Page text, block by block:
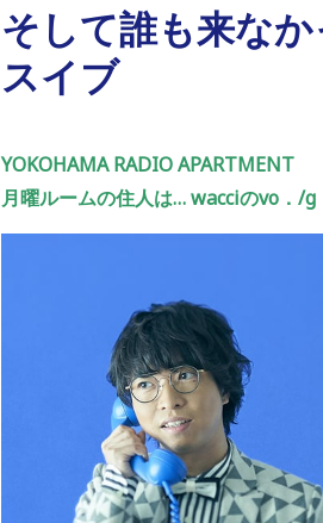
そして誰も来な
スイブ
YOKOHAMA RADIO APARTMENT
月曜ルームの住人は… wacciのvo．/g